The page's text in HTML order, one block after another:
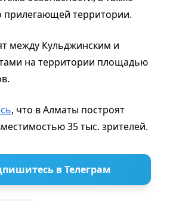
прилегающей территории.
между Кульджинским и
на территории площадью
, что в Алматы построят
35 тыс. зрителей.
в Телеграм